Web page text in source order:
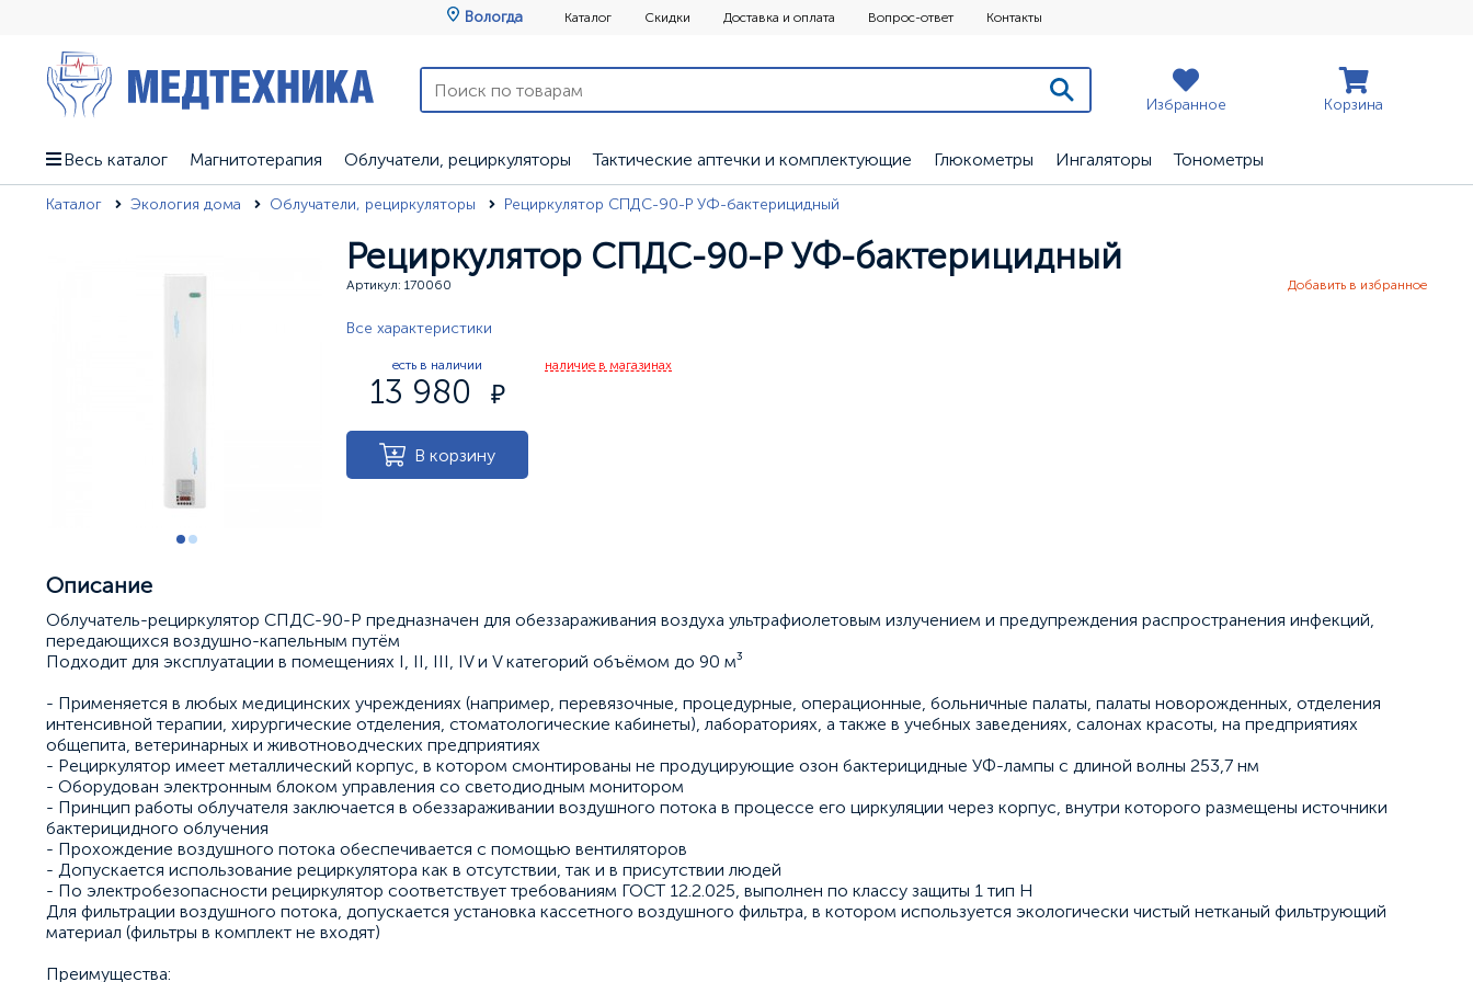
Вологда Каталог Скидки Доставка и оплата Вопрос-ответ Контакты
Избранное Корзина
Весь каталог Магнитотерапия Облучатели, рециркуляторы Тактические аптечки и комплектующие Глюкометры Ингаляторы Тонометры
Каталог Экология дома Облучатели, рециркуляторы Рециркулятор СПДС-90-Р УФ-бактерицидный
Рециркулятор СПДС-90-Р УФ-бактерицидный
Артикул: 170060 Добавить в избранное
Все характеристики
есть в наличии
13 980
В корзину
наличие в магазинах
Описание
Облучатель-рециркулятор СПДС-90-Р предназначен для обеззараживания воздуха ультрафиолетовым излучением и предупреждения распространения инфекций,
передающихся воздушно-капельным путём
Подходит для эксплуатации в помещениях I, II, III, IV и V категорий объёмом до 90 м³
- Применяется в любых медицинских учреждениях (например, перевязочные, процедурные, операционные, больничные палаты, палаты новорожденных, отделения
интенсивной терапии, хирургические отделения, стоматологические кабинеты), лабораториях, а также в учебных заведениях, салонах красоты, на предприятиях
общепита, ветеринарных и животноводческих предприятиях
- Рециркулятор имеет металлический корпус, в котором смонтированы не продуцирующие озон бактерицидные УФ-лампы с длиной волны 253,7 нм
- Оборудован электронным блоком управления со светодиодным монитором
- Принцип работы облучателя заключается в обеззараживании воздушного потока в процессе его циркуляции через корпус, внутри которого размещены источники
бактерицидного облучения
- Прохождение воздушного потока обеспечивается с помощью вентиляторов
- Допускается использование рециркулятора как в отсутствии, так и в присутствии людей
- По электробезопасности рециркулятор соответствует требованиям ГОСТ 12.2.025, выполнен по классу защиты 1 тип Н
Для фильтрации воздушного потока, допускается установка кассетного воздушного фильтра, в котором используется экологически чистый нетканый фильтрующий
материал (фильтры в комплект не входят)
Преимущества: